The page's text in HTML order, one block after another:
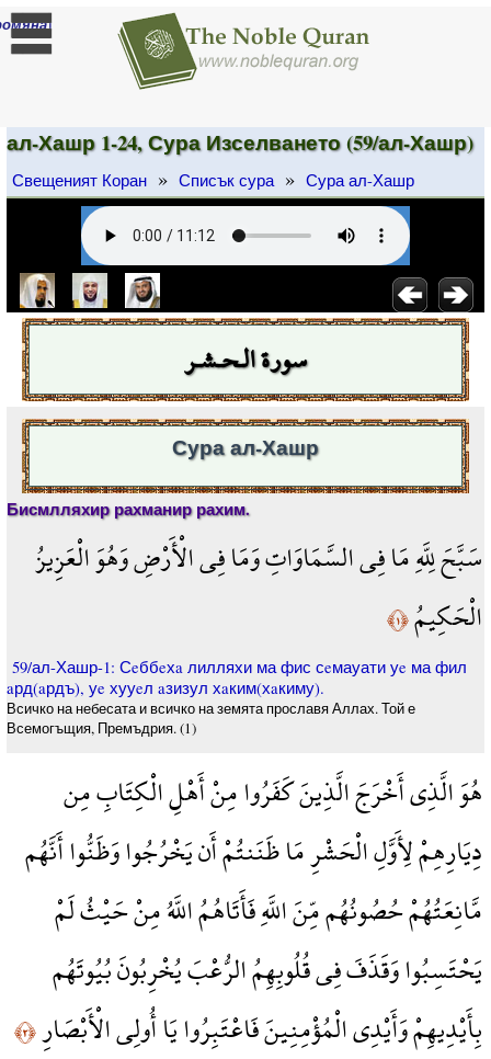
]
ал-Хашр 1-24, Сура Изселването (59/ал-Хашр)
Свещеният Коран » Списък сура » Сура ал-Хашр
سورة الـحـشـر
Сура ал-Хашр
Бисмлляхир рахманир рахим.
سَبَّحَ لِلَّهِ مَا فِي السَّمَاوَاتِ وَمَا فِي الْأَرْضِ وَهُوَ الْعَزِيزُ
الْحَكِيمُ﴿١﴾
59/ал-Хашр-1: Сeббeхa лилляхи ма фис сeмауати уe ма фил
aрд(aрдъ), уe хууeл aзизул хaким(хaкиму).
Всичко на небесата и всичко на земята прославя Аллах. Той е
Всемогъщия, Премъдрия. (1)
هُوَ الَّذِي أَخْرَجَ الَّذِينَ كَفَرُوا مِنْ أَهْلِ الْكِتَابِ مِن
دِيَارِهِمْ لِأَوَّلِ الْحَشْرِ مَا ظَنَنتُمْ أَن يَخْرُجُوا وَظَنُّوا أَنَّهُم
مَّانِعَتُهُمْ حُصُونُهُم مِّنَ اللَّهِ فَأَتَاهُمُ اللَّهُ مِنْ حَيْثُ لَمْ
يَحْتَسِبُوا وَقَذَفَ فِي قُلُوبِهِمُ الرُّعْبَ يُخْرِبُونَ بُيُوتَهُم
بِأَيْدِيهِمْ وَأَيْدِي الْمُؤْمِنِينَ فَاعْتَبِرُوا يَا أُولِي الْأَبْصَارِ﴿٢﴾